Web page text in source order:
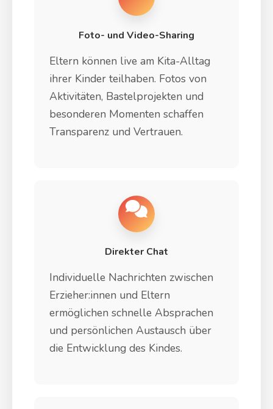
Foto- und Video-Sharing
Eltern können live am Kita-Alltag
ihrer Kinder teilhaben. Fotos von
Aktivitäten, Bastelprojekten und
besonderen Momenten schaffen
Transparenz und Vertrauen.
Direkter Chat
Individuelle Nachrichten zwischen
Erzieher:innen und Eltern
ermöglichen schnelle Absprachen
und persönlichen Austausch über
die Entwicklung des Kindes.